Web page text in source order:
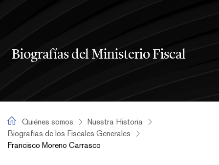
Biografías del Ministerio Fiscal
Francisco Moreno Carrasco
Quiénes somos
Nuestra Historia
Biografías de los Fiscales Generales
Francisco Moreno Carrasco